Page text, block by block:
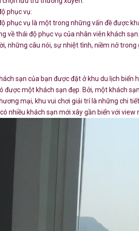
phục vụ:
phục vụ là một trong những vấn đề được
về thái độ phục vụ của nhân viên khách
những câu nói, sự nhiệt tình, niềm nở
sạn của bạn được đặt ở khu du lịch
được một khách sạn đẹp. Bởi, một khách
mại, khu vui chơi giải trí là những chi
nhiều khách sạn mới xây gần biển với view